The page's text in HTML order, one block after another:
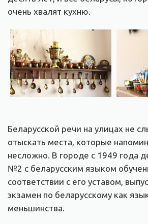
очень хвалят кухню.
Беларусской речи на улицах не
отыскать места, которые
несложно. В городе с 1949 года
№2 с беларусским языком
соответствии с его уставом,
экзамен по беларусскому как
меньшинства.